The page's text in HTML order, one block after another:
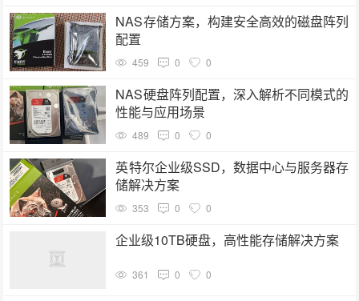
NAS存储方案，构建安全高效的磁盘阵列
配置
459 0 0
NAS硬盘阵列配置，深入解析不同模式的
性能与应用场景
489 0 0
英特尔企业级SSD，数据中心与服务器存
储解决方案
353 0 0
企业级10TB硬盘，高性能存储解决方案
361 0 0